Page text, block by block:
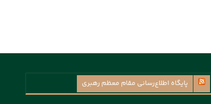
پايگاه اطلاع‌رسانی مقام معظم رهبری